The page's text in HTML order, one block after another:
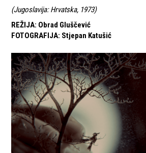
(Jugoslavija: Hrvatska, 1973)
REŽIJA: Obrad Gluščević
FOTOGRAFIJA: Stjepan Katušić